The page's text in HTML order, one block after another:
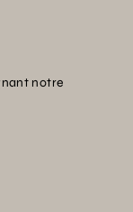
notre